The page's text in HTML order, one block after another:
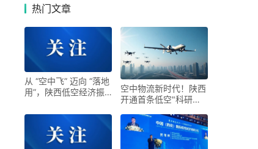
热门文章
从 “空中飞” 迈向 “落地
用”，陕西低空经济振
空中物流新时代！陕西
开通首条低空"科研快
次